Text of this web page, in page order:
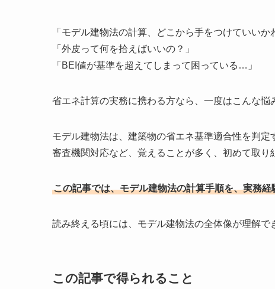
「モデル建物法の計算、どこから手をつけていいか
「外皮って何を拾えばいいの？」
「BEI値が基準を超えてしまって困っている…」
省エネ計算の実務に携わる方なら、一度はこんな悩
モデル建物法は、建築物の省エネ基準適合性を判
審査機関対応など、覚えることが多く、初めて取り
この記事では、モデル建物法の計算手順を、実務
読み終える頃には、モデル建物法の全体像が理解で
この記事で得られること